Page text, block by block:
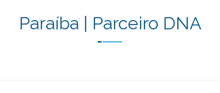
Paraíba | Parceiro DNA